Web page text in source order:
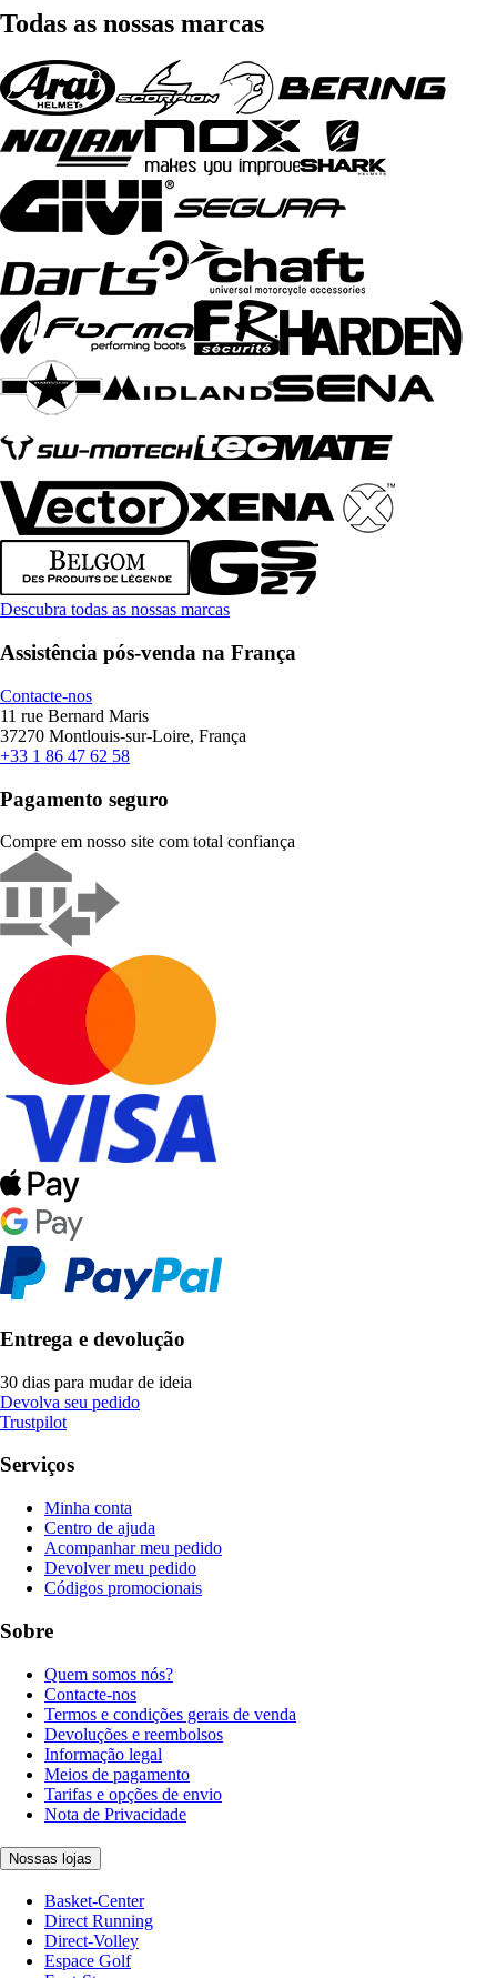
Todas as nossas marcas
Descubra todas as nossas marcas
Assistência pós-venda na França
Contacte-nos
11 rue Bernard Maris
37270 Montlouis-sur-Loire, França
+33 1 86 47 62 58
Pagamento seguro
Compre em nosso site com total confiança
Entrega e devolução
30 dias para mudar de ideia
Devolva seu pedido
Trustpilot
Serviços
Minha conta
Centro de ajuda
Acompanhar meu pedido
Devolver meu pedido
Códigos promocionais
Sobre
Quem somos nós?
Contacte-nos
Termos e condições gerais de venda
Devoluções e reembolsos
Informação legal
Meios de pagamento
Tarifas e opções de envio
Nota de Privacidade
Nossas lojas
Basket-Center
Direct Running
Direct-Volley
Espace Golf